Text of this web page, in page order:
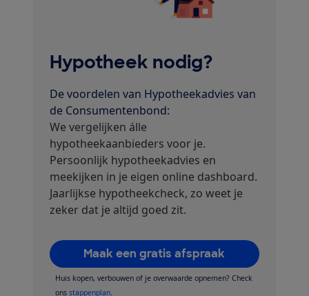
Hypotheek nodig?
De voordelen van Hypotheekadvies van
de Consumentenbond:
We vergelijken álle
hypotheekaanbieders voor je.
Persoonlijk hypotheekadvies en
meekijken in je eigen online dashboard.
Jaarlijkse hypotheekcheck, zo weet je
zeker dat je altijd goed zit.
Maak een gratis afspraak
Huis kopen, verbouwen of je overwaarde opnemen? Check
ons stappenplan